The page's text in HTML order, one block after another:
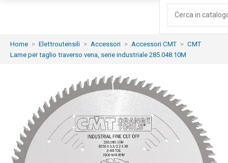
Home Elettroutensili Accessori Accessori CMT
CMT
Lame per taglio traverso vena, serie industriale 285.048.10M